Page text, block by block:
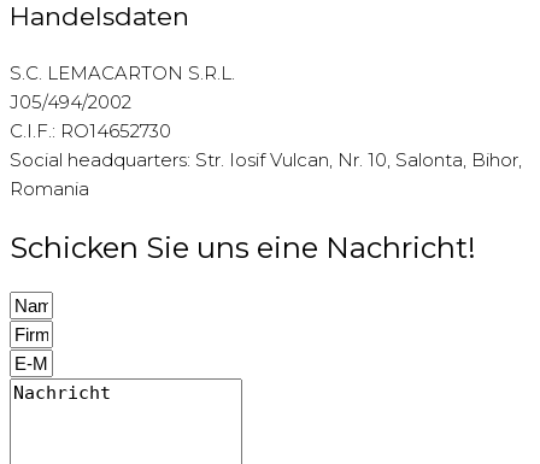
Handelsdaten
S.C. LEMACARTON S.R.L.
J05/494/2002
C.I.F.: RO14652730
Social headquarters: Str. Iosif Vulcan, Nr. 10, Salonta, Bihor,
Romania
Schicken Sie uns eine Nachricht!